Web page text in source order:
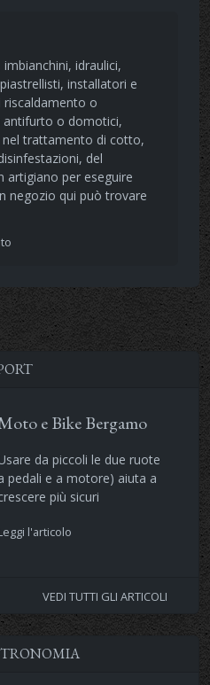
idraulici,
installatori e
riscaldamento o
o domotici,
trattamento di cotto,
del
artigiano per eseguire
negozio qui può trovare
e Bike Bergamo
da piccoli le due ruote
pedali e a motore) aiuta a
più sicuri
l'articolo
VEDI TUTTI GLI ARTICOLI